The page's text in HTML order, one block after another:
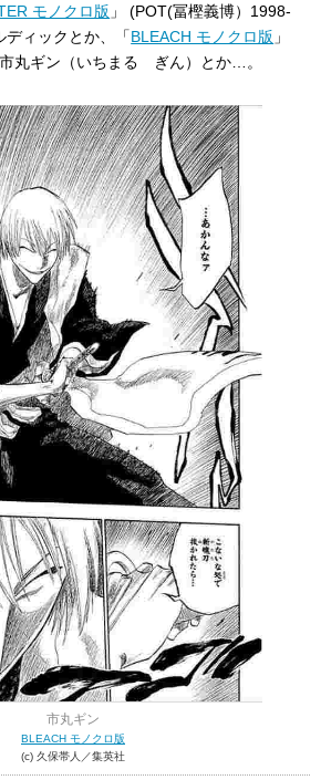
モノクロ版 」 (POT(冨樫義博）1998-
ィックとか、「BLEACH モノクロ版 」
丸ギン（いちまる ぎん）とか…。
市丸ギン
BLEACH モノクロ版
(c) 久保帯人／集英社